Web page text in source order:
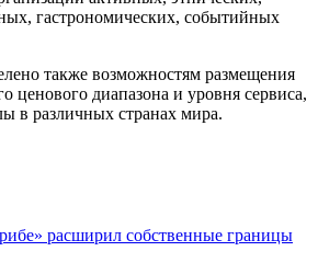
гастрономических, событийных
также возможностям размещения
ценового диапазона и уровня сервиса,
в различных странах мира.
расширил собственные границы